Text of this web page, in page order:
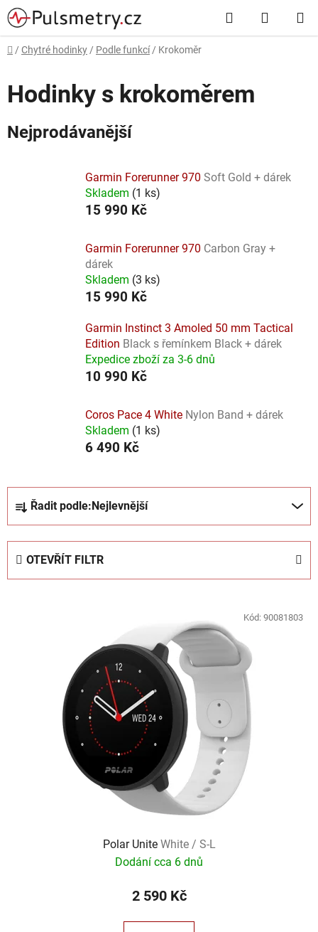
Přejít
na
obsah
Hledat
KOŠÍK
Domů
/ Chytré hodinky / Podle funkcí / Krokoměr
Hodinky s krokoměrem
Nejprodávanější
Garmin Forerunner 970 Soft Gold + dárek
Skladem (1 ks)
15 990 Kč
Garmin Forerunner 970 Carbon Gray +
dárek
Skladem (3 ks)
15 990 Kč
Garmin Instinct 3 Amoled 50 mm Tactical
Edition Black s řemínkem Black + dárek
Expedice zboží za 3-6 dnů
10 990 Kč
Coros Pace 4 White Nylon Band + dárek
Skladem (1 ks)
6 490 Kč
Řadit podle: Nejlevnější
OTEVŘÍT FILTR
Polar Unite White / S-L
Dodání cca 6 dnů
2 590 Kč
Kód: 90081803